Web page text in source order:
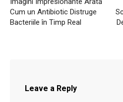
Cum un Antibiotic Distruge
Bacteriile în Timp Real
Leave a Reply